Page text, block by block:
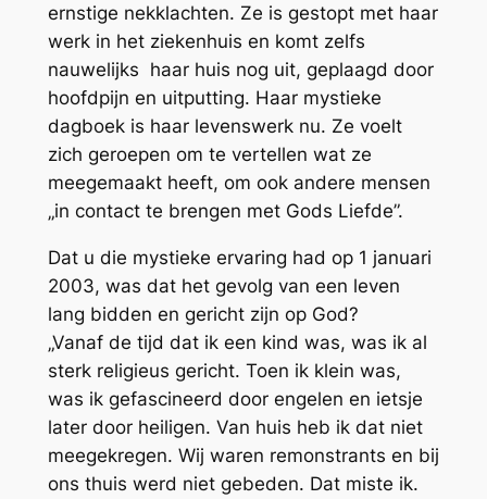
ernstige nekklachten. Ze is gestopt met haar
werk in het ziekenhuis en komt zelfs
nauwelijks haar huis nog uit, geplaagd door
hoofdpijn en uitputting. Haar mystieke
dagboek is haar levenswerk nu. Ze voelt
zich geroepen om te vertellen wat ze
meegemaakt heeft, om ook andere mensen
„in contact te brengen met Gods Liefde”.
Dat u die mystieke ervaring had op 1 januari
2003, was dat het gevolg van een leven
lang bidden en gericht zijn op God?
„Vanaf de tijd dat ik een kind was, was ik al
sterk religieus gericht. Toen ik klein was,
was ik gefascineerd door engelen en ietsje
later door heiligen. Van huis heb ik dat niet
meegekregen. Wij waren remonstrants en bij
ons thuis werd niet gebeden. Dat miste ik.